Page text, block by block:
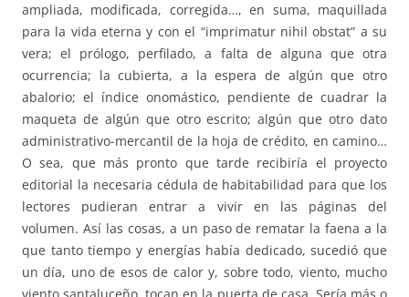
ampliada, modificada, corregida…, en suma, maquillada
para la vida eterna y con el “imprimatur nihil obstat” a su
vera; el prólogo, perfilado, a falta de alguna que otra
ocurrencia; la cubierta, a la espera de algún que otro
abalorio; el índice onomástico, pendiente de cuadrar la
maqueta de algún que otro escrito; algún que otro dato
administrativo-mercantil de la hoja de crédito, en camino…
O sea, que más pronto que tarde recibiría el proyecto
editorial la necesaria cédula de habitabilidad para que los
lectores pudieran entrar a vivir en las páginas del
volumen. Así las cosas, a un paso de rematar la faena a la
que tanto tiempo y energías había dedicado, sucedió que
un día, uno de esos de calor y, sobre todo, viento, mucho